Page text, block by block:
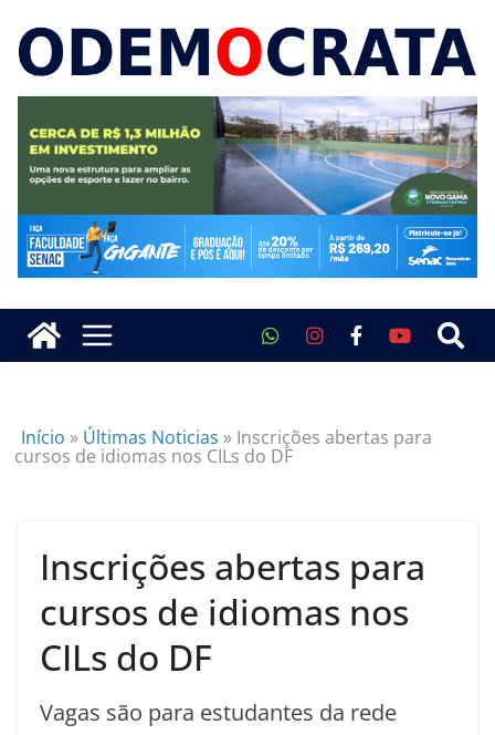
Início » Últimas Noticias » Inscrições abertas para
cursos de idiomas nos CILs do DF
Inscrições abertas para
cursos de idiomas nos
CILs do DF
Vagas são para estudantes da rede